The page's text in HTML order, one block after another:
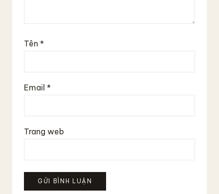
Tên *
Email *
Trang web